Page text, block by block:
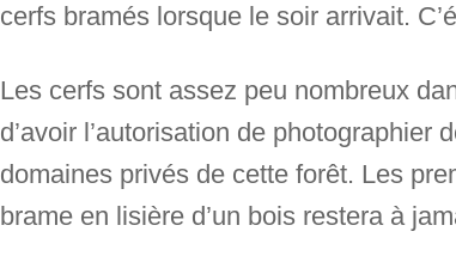
cerfs bramés lorsque le soir arrivait.
Les cerfs sont assez peu nombreux
d’avoir l’autorisation de photographier
domaines privés de cette forêt. Les
brame en lisière d’un bois restera à